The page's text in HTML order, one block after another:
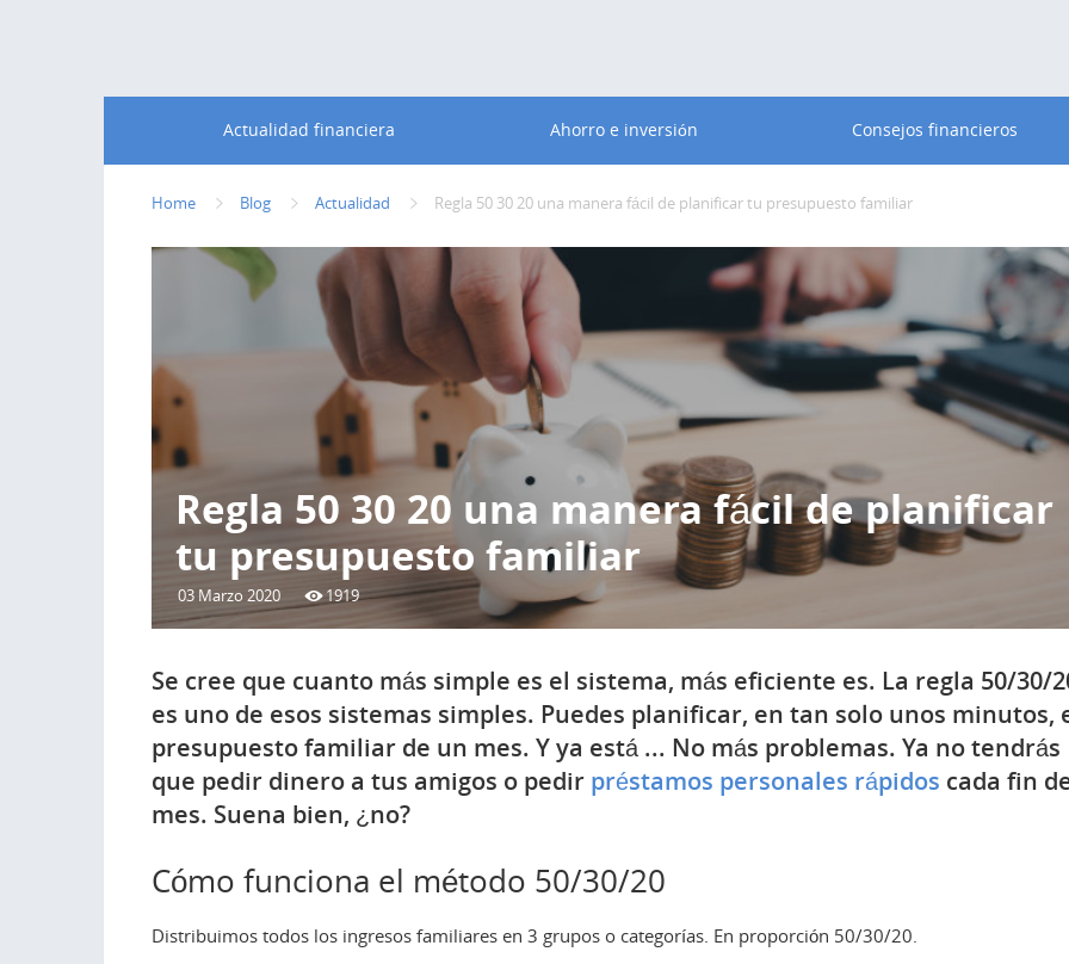
Actualidad financiera Ahorro e inversión Consejos financieros
Home Blog Actualidad Regla 50 30 20 una manera fácil de planificar tu presupuesto familiar
Regla 50 30 20 una manera fácil de planificar
tu presupuesto familiar
03 Marzo 2020 1919
Se cree que cuanto más simple es el sistema, más eficiente es. La regla 50/30/
es uno de esos sistemas simples. Puedes planificar, en tan solo unos minutos,
presupuesto familiar de un mes. Y ya está ... No más problemas. Ya no tendrás
que pedir dinero a tus amigos o pedir préstamos personales rápidos cada fin
mes. Suena bien, ¿no?
Cómo funciona el método 50/30/20
Distribuimos todos los ingresos familiares en 3 grupos o categorías. En proporción 50/30/20.